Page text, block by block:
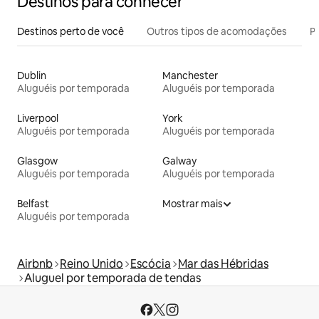
Destinos perto de você Outros tipos de acomodações
Dublin
Aluguéis por temporada
Manchester
Aluguéis por temporada
Liverpool
Aluguéis por temporada
York
Aluguéis por temporada
Glasgow
Aluguéis por temporada
Galway
Aluguéis por temporada
Belfast
Aluguéis por temporada
Mostrar mais
Airbnb Reino Unido Escócia Mar das Hébridas
Aluguel por temporada de tendas